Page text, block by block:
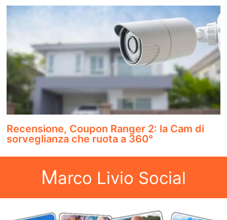
Recensione, Coupon Ranger 2: la Cam di
sorveglianza che ruota a 360°
Marco Livio Social